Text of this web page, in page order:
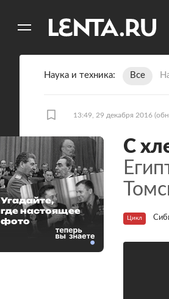
Наука и техника Все
13:49, 29 декабря 2016
С
Цикл
Угадайте,
где настоящее
фото